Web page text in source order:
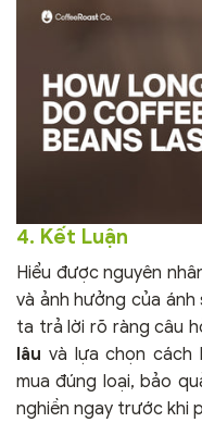
4. Kết Luận
Hiểu được nguyên
và ảnh hưởng của
ta trả lời rõ ràng câu
lâu và lựa chọn cách
mua đúng loại, bảo
nghiền ngay trước khi